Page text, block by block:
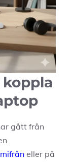
gått från
eller på